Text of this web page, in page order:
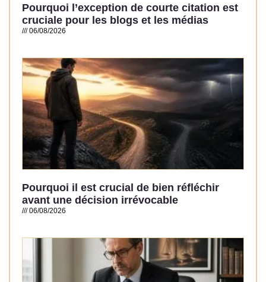
Pourquoi l’exception de courte citation est
cruciale pour les blogs et les médias
06/08/2026
Pourquoi il est crucial de bien réfléchir
avant une décision irrévocable
06/08/2026